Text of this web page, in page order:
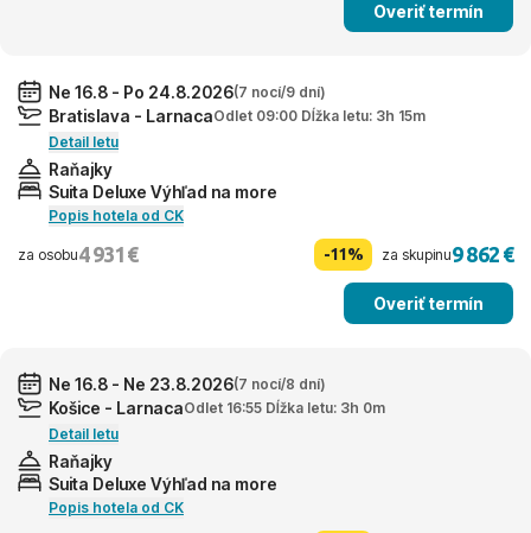
Overiť termín
Ne 16.8 - Po 24.8.2026(7 nocí/9 dní)
Bratislava - LarnacaOdlet 09:00 Dĺžka letu: 3h 15m
Detail letu
Raňajky
Suita Deluxe Výhľad na more
Popis hotela od CK
za osobu4 931 € -11% za skupinu9 862 €
Overiť termín
Ne 16.8 - Ne 23.8.2026(7 nocí/8 dní)
Košice - LarnacaOdlet 16:55 Dĺžka letu: 3h 0m
Detail letu
Raňajky
Suita Deluxe Výhľad na more
Popis hotela od CK